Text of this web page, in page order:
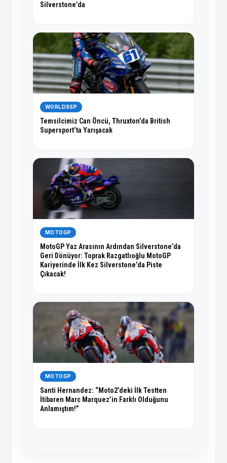
Silverstone’da
WORLDSSP
Temsilcimiz Can Öncü, Thruxton’da British
Supersport’ta Yarışacak
MOTOGP
MotoGP Yaz Arasının Ardından Silverstone’da
Geri Dönüyor: Toprak Razgatlıoğlu MotoGP
Kariyerinde İlk Kez Silverstone’da Piste
Çıkacak!
MOTOGP
Santi Hernandez: “Moto2’deki İlk Testten
İtibaren Marc Marquez’in Farklı Olduğunu
Anlamıştım!”